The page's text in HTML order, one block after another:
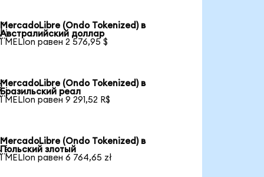
MercadoLibre (Ondo Tokenized) в
Австралийский доллар
1 MELIon равен 2 576,95 $
MercadoLibre (Ondo Tokenized) в
Бразильский реал
1 MELIon равен 9 291,52 R$
MercadoLibre (Ondo Tokenized) в
Польский злотый
1 MELIon равен 6 764,65 zł